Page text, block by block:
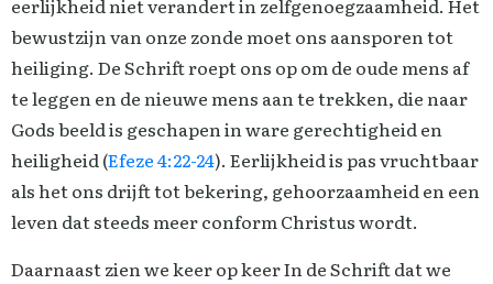
eerlijkheid niet verandert in zelfgenoegzaamheid. Het
bewustzijn van onze zonde moet ons aansporen tot
heiliging. De Schrift roept ons op om de oude mens af
te leggen en de nieuwe mens aan te trekken, die naar
Gods beeld is geschapen in ware gerechtigheid en
heiligheid (Efeze 4:22-24). Eerlijkheid is pas vruchtbaar
als het ons drijft tot bekering, gehoorzaamheid en een
leven dat steeds meer conform Christus wordt.
Daarnaast zien we keer op keer In de Schrift dat we